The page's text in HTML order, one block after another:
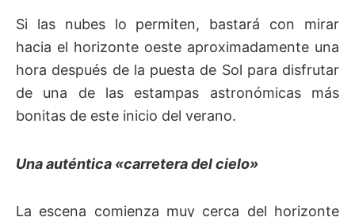
Si las nubes lo permiten, bastará con mirar
hacia el horizonte oeste aproximadamente una
hora después de la puesta de Sol para disfrutar
de una de las estampas astronómicas más
bonitas de este inicio del verano.
Una auténtica «carretera del cielo»
La escena comienza muy cerca del horizonte